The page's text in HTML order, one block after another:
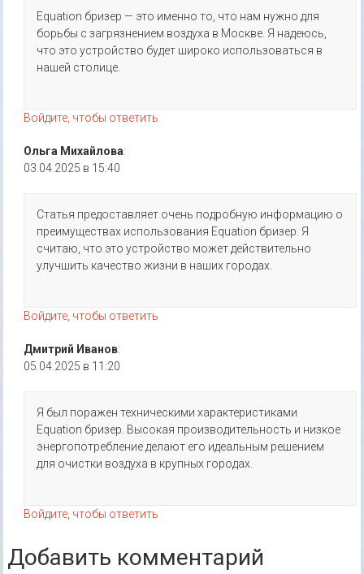
Equation бризер — это именно то, что нам нужно для
борьбы с загрязнением воздуха в Москве. Я надеюсь,
что это устройство будет широко использоваться в
нашей столице.
Войдите, чтобы ответить
Ольга Михайлова:
03.04.2025 в 15:40
Статья предоставляет очень подробную информацию о
преимуществах использования Equation бризер. Я
считаю, что это устройство может действительно
улучшить качество жизни в наших городах.
Войдите, чтобы ответить
Дмитрий Иванов:
05.04.2025 в 11:20
Я был поражен техническими характеристиками
Equation бризер. Высокая производительность и низкое
энергопотребление делают его идеальным решением
для очистки воздуха в крупных городах.
Войдите, чтобы ответить
Добавить комментарий